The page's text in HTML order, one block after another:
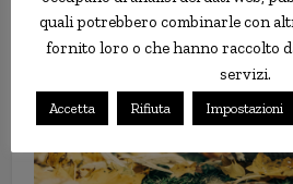
quali potrebbero combinarle con
fornito loro o che hanno raccolto
servizi.
Accetta Rifiuta Impostazioni